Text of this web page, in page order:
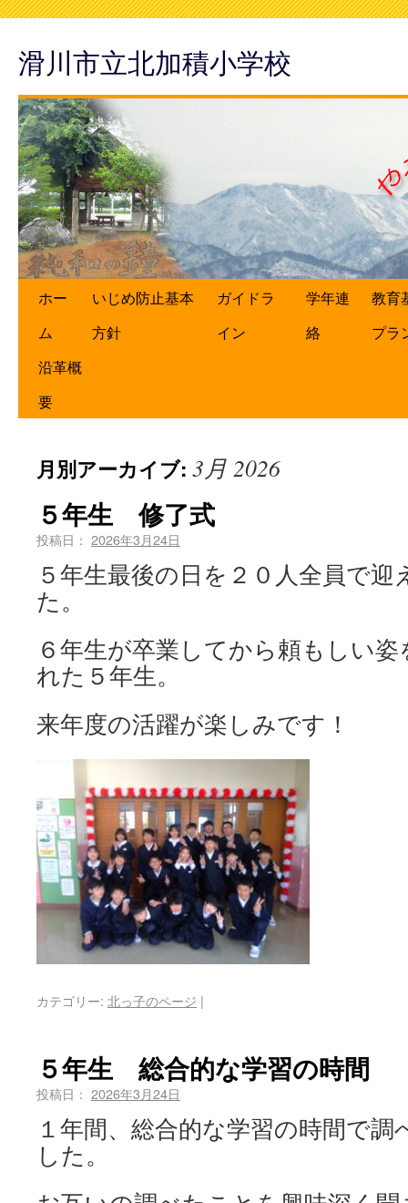
滑川市立北加積小学校
ホー
ム
いじめ防止基本
方針
ガイドラ
イン
学年連
絡
教育
プラ
沿革概
要
月別アーカイブ: 3月 2026
５年生 修了式
投稿日： 2026年3月24日
５年生最後の日を２０人全員で
た。
６年生が卒業してから頼もしい
れた５年生。
来年度の活躍が楽しみです！
カテゴリー: 北っ子のページ |
５年生 総合的な学習の時間
投稿日： 2026年3月24日
１年間、総合的な学習の時間で
した。